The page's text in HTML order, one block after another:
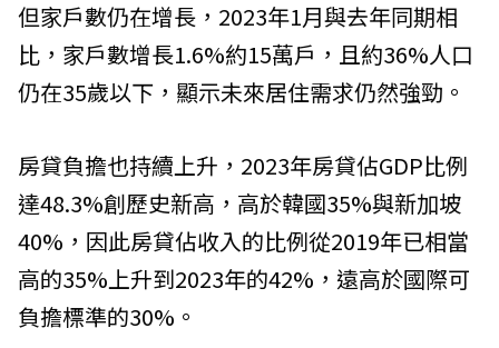
但家戶數仍在增長，2023年1月與去年同期相
比，家戶數增長1.6%約15萬戶，且約36%人口
仍在35歲以下，顯示未來居住需求仍然強勁。
房貸負擔也持續上升，2023年房貸佔GDP比例
達48.3%創歷史新高，高於韓國35%與新加坡
40%，因此房貸佔收入的比例從2019年已相當
高的35%上升到2023年的42%，遠高於國際可
負擔標準的30%。